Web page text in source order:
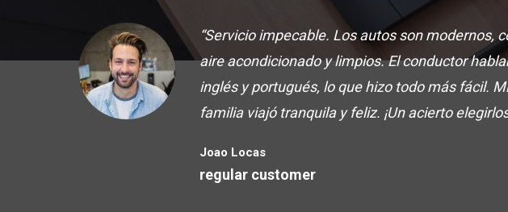
Joao Locas
regular customer
“Servicio impecable. Los autos son modernos,
aire acondicionado y limpios. El conductor
inglés y portugués, lo que hizo todo más fácil. Mi
familia viajó tranquila y feliz. ¡Un acierto